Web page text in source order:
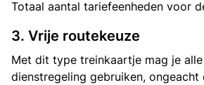
Totaal aantal tariefeenheden voor
3. Vrije routekeuze
Met dit type treinkaartje mag je
dienstregeling gebruiken, ongeacht